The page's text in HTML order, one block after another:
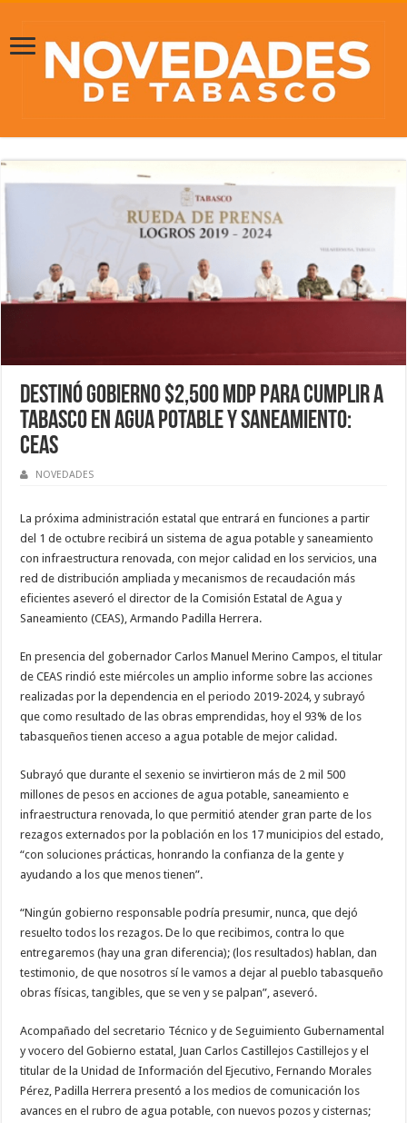
Destinó Gobierno $2,500 mdp para cumplir a
Tabasco en agua potable y saneamiento:
CEAS
NOVEDADES
La próxima administración estatal que entrará en funciones a partir
del 1 de octubre recibirá un sistema de agua potable y saneamiento
con infraestructura renovada, con mejor calidad en los servicios, una
red de distribución ampliada y mecanismos de recaudación más
eficientes aseveró el director de la Comisión Estatal de Agua y
Saneamiento (CEAS), Armando Padilla Herrera.
En presencia del gobernador Carlos Manuel Merino Campos, el titular
de CEAS rindió este miércoles un amplio informe sobre las acciones
realizadas por la dependencia en el periodo 2019-2024, y subrayó
que como resultado de las obras emprendidas, hoy el 93% de los
tabasqueños tienen acceso a agua potable de mejor calidad.
Subrayó que durante el sexenio se invirtieron más de 2 mil 500
millones de pesos en acciones de agua potable, saneamiento e
infraestructura renovada, lo que permitió atender gran parte de los
rezagos externados por la población en los 17 municipios del estado,
“con soluciones prácticas, honrando la confianza de la gente y
ayudando a los que menos tienen”.
“Ningún gobierno responsable podría presumir, nunca, que dejó
resuelto todos los rezagos. De lo que recibimos, contra lo que
entregaremos (hay una gran diferencia); (los resultados) hablan, dan
testimonio, de que nosotros sí le vamos a dejar al pueblo tabasqueño
obras físicas, tangibles, que se ven y se palpan”, aseveró.
Acompañado del secretario Técnico y de Seguimiento Gubernamental
y vocero del Gobierno estatal, Juan Carlos Castillejos Castillejos y el
titular de la Unidad de Información del Ejecutivo, Fernando Morales
Pérez, Padilla Herrera presentó a los medios de comunicación los
avances en el rubro de agua potable, con nuevos pozos y cisternas;